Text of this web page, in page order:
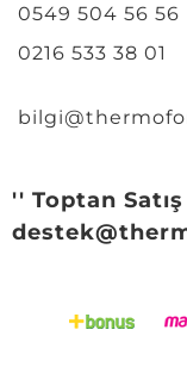
0549 504 56 56
0216 533 38 01
'' Toptan Satış